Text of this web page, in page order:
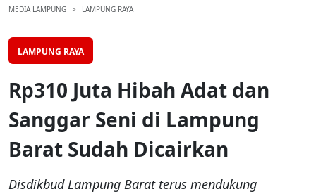
MEDIA LAMPUNG LAMPUNG RAYA
LAMPUNG RAYA
Rp310 Juta Hibah Adat dan
Sanggar Seni di Lampung
Barat Sudah Dicairkan
Disdikbud Lampung Barat terus mendukung